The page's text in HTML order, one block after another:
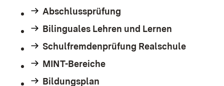
Abschlussprüfung
Bilinguales Lehren und Lernen
Schulfremdenprüfung Realschule
MINT-Bereiche
Bildungsplan